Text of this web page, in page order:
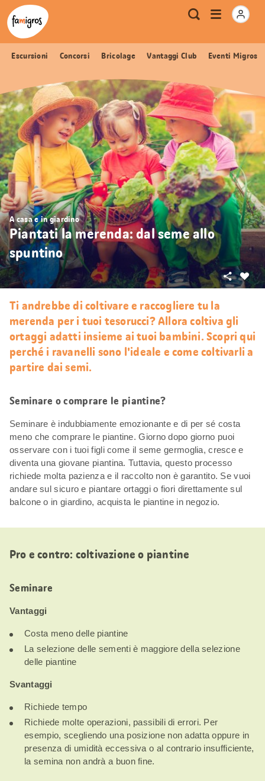
Navigazione
segnalibri
Header
Logo Metanavigazione
Ricerca
Apri
menu
Escursioni Concorsi Bricolage Vantaggi Club Eventi Migros
A casa e in giardino
Piantati la merenda: dal seme allo
spuntino
Mi
Condividi
Ti andrebbe di coltivare e raccogliere tu la
merenda per i tuoi tesorucci? Allora coltiva gli
ortaggi adatti insieme ai tuoi bambini. Scopri qui
perché i ravanelli sono l'ideale e come coltivarli a
partire dai semi.
Seminare o comprare le piantine?
Seminare è indubbiamente emozionante e di per sé costa
meno che comprare le piantine. Giorno dopo giorno puoi
osservare con i tuoi figli come il seme germoglia, cresce e
diventa una giovane piantina. Tuttavia, questo processo
richiede molta pazienza e il raccolto non è garantito. Se vuoi
andare sul sicuro e piantare ortaggi o fiori direttamente sul
balcone o in giardino, acquista le piantine in negozio.
Pro e contro: coltivazione o piantine
Seminare
Vantaggi
Costa meno delle piantine
La selezione delle sementi è maggiore della selezione
delle piantine
Svantaggi
Richiede tempo
Richiede molte operazioni, passibili di errori. Per
esempio, scegliendo una posizione non adatta oppure in
presenza di umidità eccessiva o al contrario insufficiente,
la semina non andrà a buon fine.